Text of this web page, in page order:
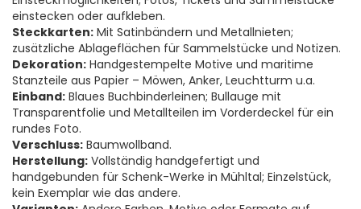
einstecken oder aufkleben.
Steckkarten: Mit Satinbändern und Metallnieten;
zusätzliche Ablageflächen für Sammelstücke und Notizen.
Dekoration: Handgestempelte Motive und maritime
Stanzteile aus Papier – Möwen, Anker, Leuchtturm u.a.
Einband: Blaues Buchbinderleinen; Bullauge mit
Transparentfolie und Metallteilen im Vorderdeckel für ein
rundes Foto.
Verschluss: Baumwollband.
Herstellung: Vollständig handgefertigt und
handgebunden für Schenk-Werke in Mühltal; Einzelstück,
kein Exemplar wie das andere.